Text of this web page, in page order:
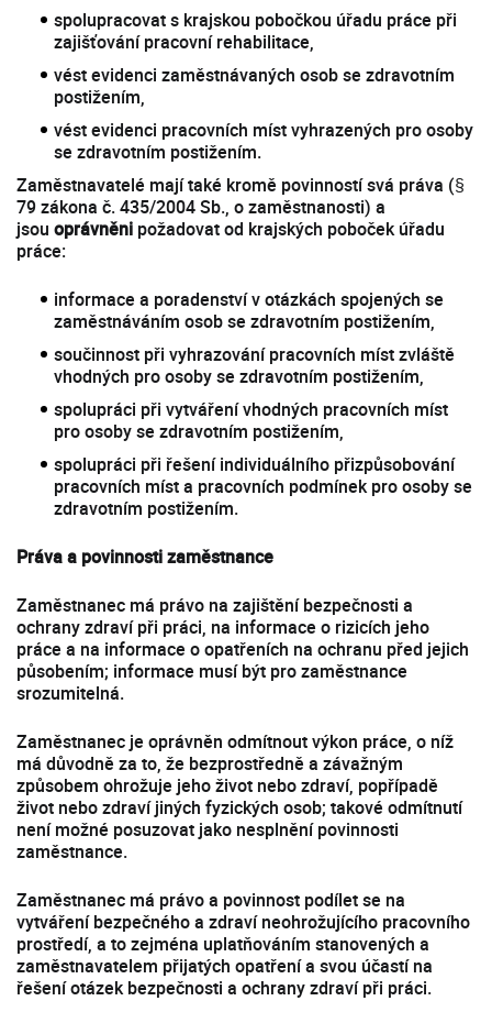
spolupracovat s krajskou pobočkou úřadu práce při
zajišťování pracovní rehabilitace,
vést evidenci zaměstnávaných osob se zdravotním
postižením,
vést evidenci pracovních míst vyhrazených pro osoby
se zdravotním postižením.
Zaměstnavatelé mají také kromě povinností svá práva (§
79 zákona č. 435/2004 Sb., o zaměstnanosti) a
jsou oprávněni požadovat od krajských poboček úřadu
práce:
informace a poradenství v otázkách spojených se
zaměstnáváním osob se zdravotním postižením,
součinnost při vyhrazování pracovních míst zvláště
vhodných pro osoby se zdravotním postižením,
spolupráci při vytváření vhodných pracovních míst
pro osoby se zdravotním postižením,
spolupráci při řešení individuálního přizpůsobování
pracovních míst a pracovních podmínek pro osoby se
zdravotním postižením.
Práva a povinnosti zaměstnance
Zaměstnanec má právo na zajištění bezpečnosti a
ochrany zdraví při práci, na informace o rizicích jeho
práce a na informace o opatřeních na ochranu před jejich
působením; informace musí být pro zaměstnance
srozumitelná.
Zaměstnanec je oprávněn odmítnout výkon práce, o níž
má důvodně za to, že bezprostředně a závažným
způsobem ohrožuje jeho život nebo zdraví, popřípadě
život nebo zdraví jiných fyzických osob; takové odmítnutí
není možné posuzovat jako nesplnění povinnosti
zaměstnance.
Zaměstnanec má právo a povinnost podílet se na
vytváření bezpečného a zdraví neohrožujícího pracovního
prostředí, a to zejména uplatňováním stanovených a
zaměstnavatelem přijatých opatření a svou účastí na
řešení otázek bezpečnosti a ochrany zdraví při práci.